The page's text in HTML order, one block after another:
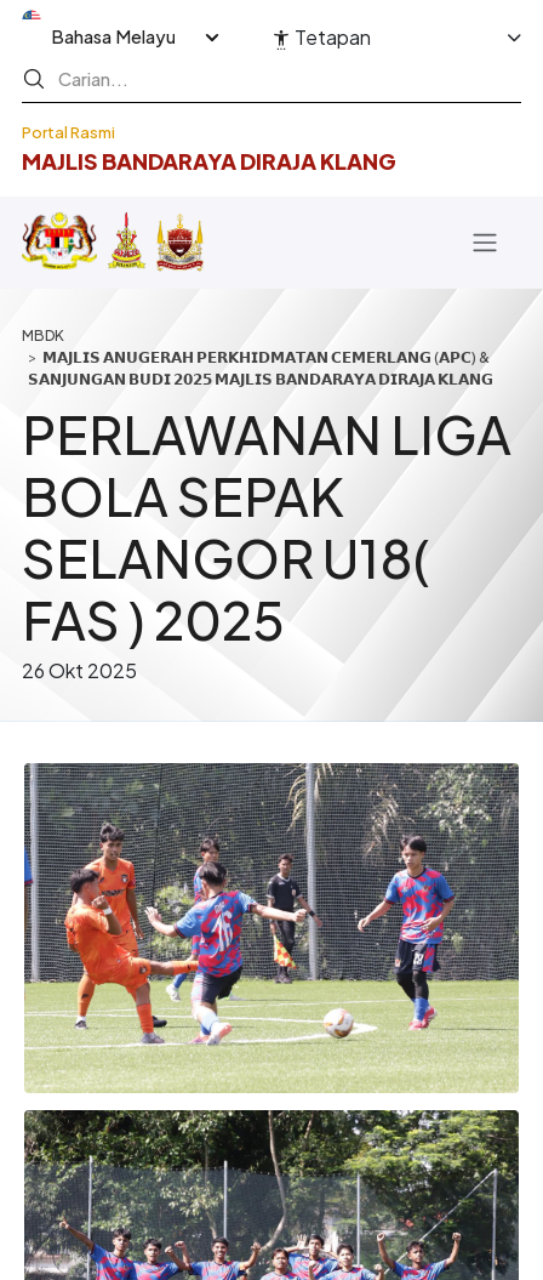
Langkau ke kandungan utama
Portal Rasmi
MAJLIS BANDARAYA DIRAJA KLANG
Select your language Tetapan
Breadcrumb
𝗠𝗔𝗝𝗟𝗜𝗦 𝗔𝗡𝗨𝗚𝗘𝗥𝗔𝗛 𝗣𝗘𝗥𝗞𝗛𝗜𝗗𝗠𝗔𝗧𝗔𝗡 𝗖𝗘𝗠𝗘𝗥𝗟𝗔𝗡𝗚 (𝗔𝗣𝗖) &
𝗦𝗔𝗡𝗝𝗨𝗡𝗚𝗔𝗡 𝗕𝗨𝗗𝗜 𝟮𝟬𝟮𝟱 𝗠𝗔𝗝𝗟𝗜𝗦 𝗕𝗔𝗡𝗗𝗔𝗥𝗔𝗬𝗔 𝗗𝗜𝗥𝗔𝗝𝗔 𝗞𝗟𝗔𝗡𝗚
PERLAWANAN LIGA
BOLA SEPAK
SELANGOR U18(
FAS ) 2025
26 Okt 2025